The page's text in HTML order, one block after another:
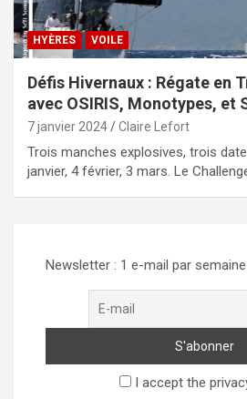
HYÈRES VOILE
Défis Hivernaux : Régate en
avec OSIRIS, Monotypes, et
7 janvier 2024 Claire Lefort
Trois manches explosives, trois
janvier, 4 février, 3 mars. Le
Newsletter : 1 e-mail par
I accept the